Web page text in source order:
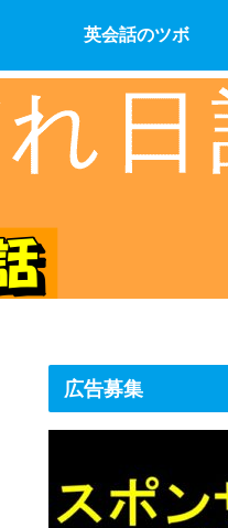
英会話のツボ
広告募集